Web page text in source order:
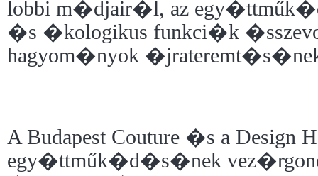
lobbi m�djair�l, az
�s �kologikus funkci�k
hagyom�nyok
A Budapest Couture �s a Design
egy�ttműk�d�s�nek